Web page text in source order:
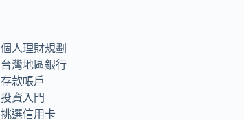
個人理財規劃
台灣地區銀行
存款帳戶
投資入門
挑選信用卡